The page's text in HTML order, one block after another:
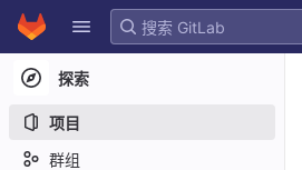
Skip to content
GitLab
探索
项目
群组